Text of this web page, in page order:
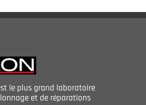
le plus grand laboratoire
et de réparations